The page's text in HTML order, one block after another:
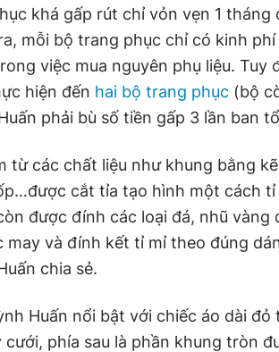
khá gấp rút chỉ vỏn vẹn 1 tháng
mỗi bộ trang phục chỉ có kinh
việc mua nguyên phụ liệu. Tuy
hiện đến hai bộ trang phục (bộ
phải bù số tiền gấp 3 lần ban
từ các chất liệu như khung bằng
cắt tỉa tạo hình một cách tỉ
được đính các loại đá, nhũ vàng
may và đính kết tỉ mỉ theo đúng
chia sẻ.
Huấn nổi bật với chiếc áo dài
phía sau là phần khung tròn